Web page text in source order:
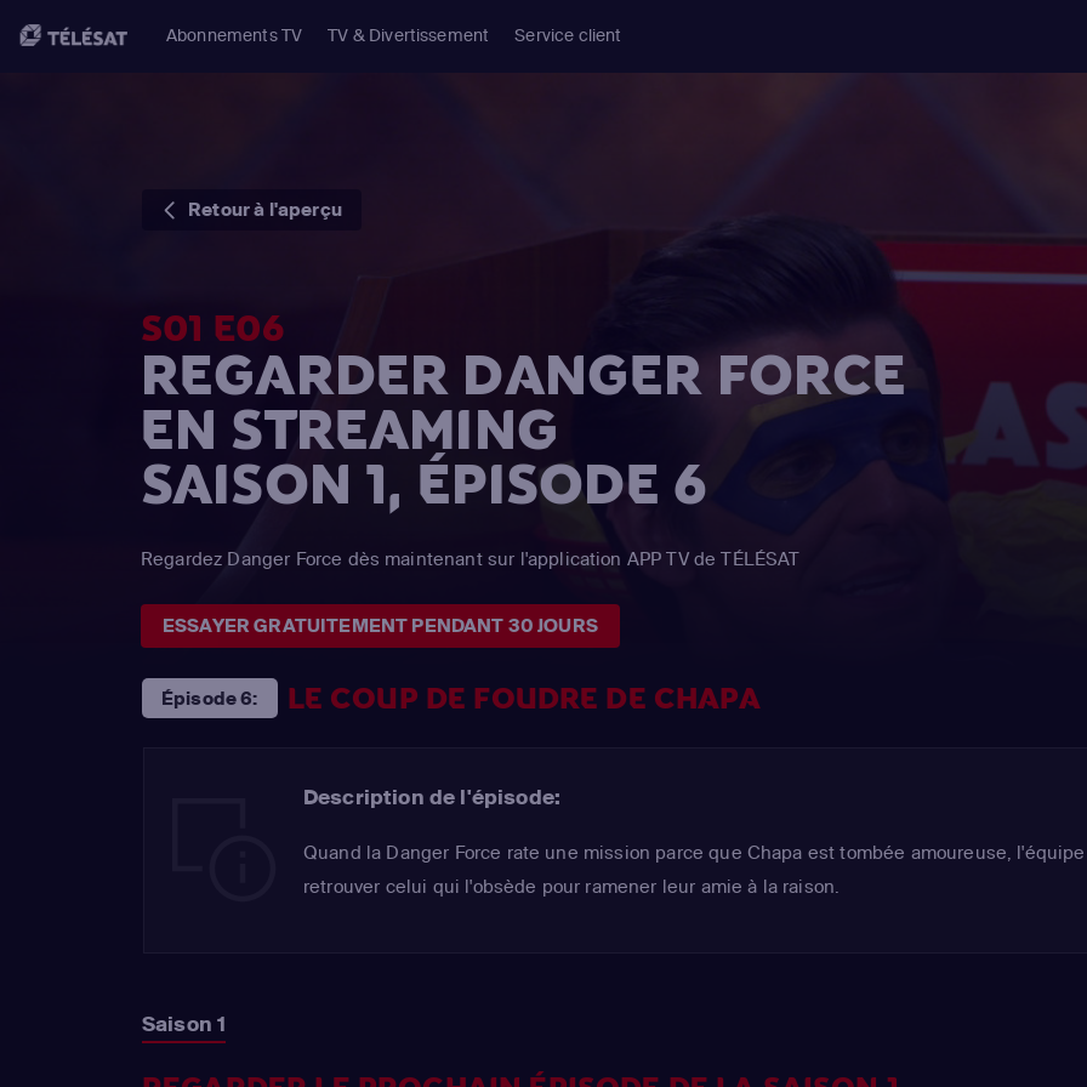
Abonnements TV TV & Divertissement Service client
Retour à l'aperçu
S01 E06
REGARDER DANGER FORCE
EN STREAMING
SAISON 1, ÉPISODE 6
Regardez Danger Force dès maintenant sur l'application APP TV de TÉLÉSAT
ESSAYER GRATUITEMENT PENDANT 30 JOURS
Épisode 6: LE COUP DE FOUDRE DE CHAPA
Description de l'épisode:
Quand la Danger Force rate une mission parce que Chapa est tombée amoureuse,
retrouver celui qui l'obsède pour ramener leur amie à la raison.
Saison 1